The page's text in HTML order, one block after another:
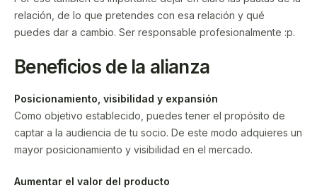
relación, de lo que pretendes con esa relación y qué
puedes dar a cambio. Ser responsable profesionalmente :p.
Beneficios de la alianza
Posicionamiento, visibilidad y expansión
Como objetivo establecido, puedes tener el propósito de
captar a la audiencia de tu socio. De este modo adquieres un
mayor posicionamiento y visibilidad en el mercado.
Aumentar el valor del producto